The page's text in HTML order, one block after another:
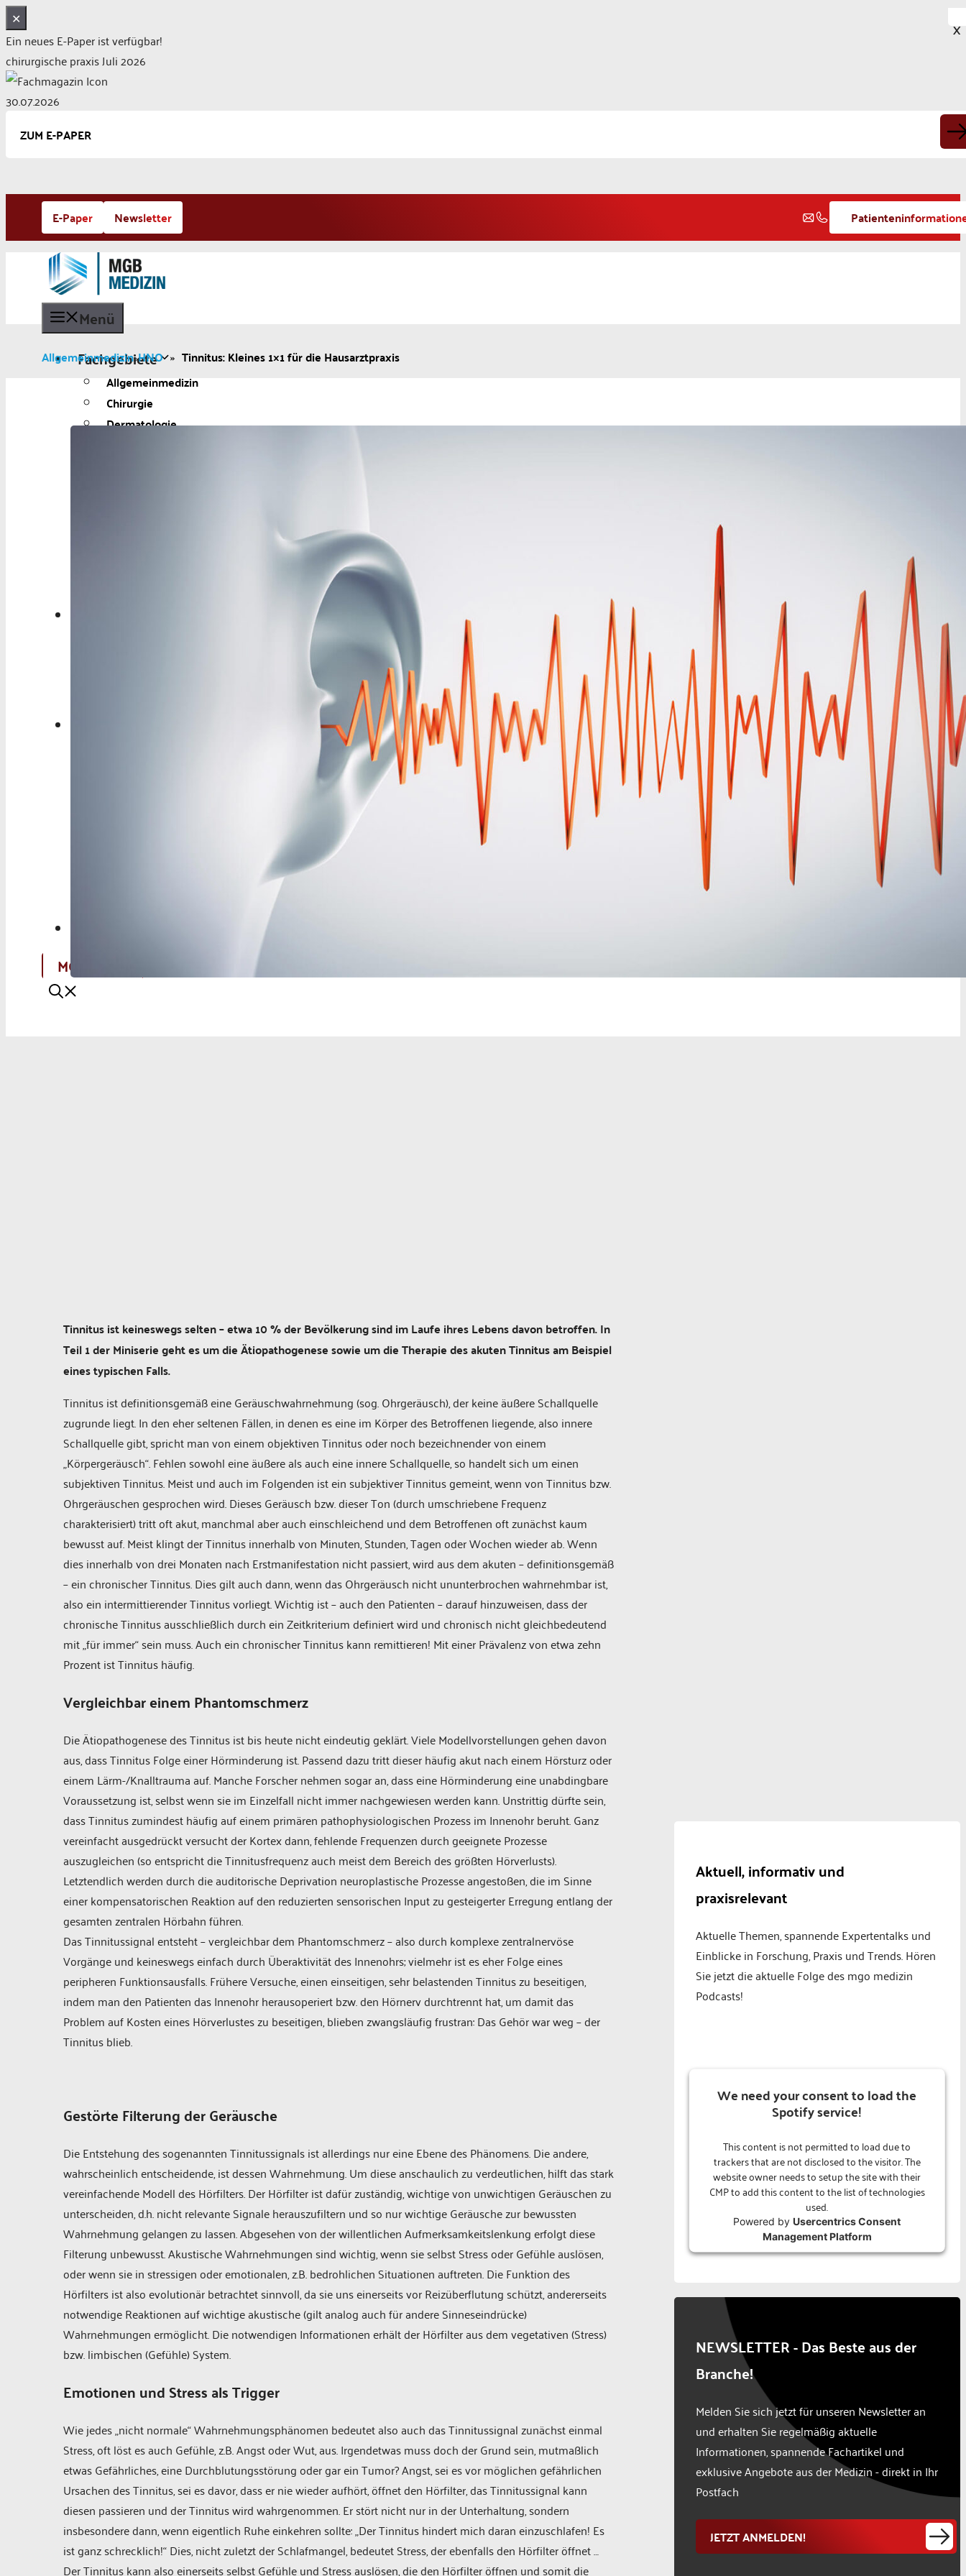
✕
Ein neues E-Paper ist verfügbar!
chirurgische praxis Juli 2026
30.07.2026
ZUM E-PAPER
springen
E-Paper Newsletter
Menü
Fachgebiete
Allgemeinmedizin
Chirurgie
Dermatologie
MGB Login
Allgemeinmedizin»HNO » Tinnitus: Kleines 1×1 für die ­Hausarztpraxis
Tinnitus ist keineswegs selten – etwa 10 % der Bevölkerung sind im Laufe ihres Lebens davon betroffen. In
Teil 1 der Miniserie geht es um die Ätiopathogenese­ ­sowie um die Therapie des akuten Tinnitus am Beispiel
eines typischen Falls.
Tinnitus ist definitionsgemäß eine Geräuschwahrnehmung (sog. Ohrgeräusch), der keine äußere Schallquelle
zugrunde liegt. In den eher seltenen Fällen, in denen es eine im Körper des Betroffenen liegende, also innere
Schallquelle gibt, spricht man von einem objektiven Tinnitus oder noch bezeichnender von einem
„Körpergeräusch“. Fehlen sowohl eine äußere als auch eine innere Schallquelle, so handelt sich um einen
subjektiven Tinnitus. Meist und auch im Folgenden ist ein subjektiver Tinnitus gemeint, wenn von Tinnitus bzw.
Ohrgeräuschen gesprochen wird. Dieses Geräusch bzw. dieser Ton (durch umschriebene Frequenz
charakterisiert) tritt oft akut, manchmal aber auch einschleichend und dem Betroffenen oft zunächst kaum
bewusst auf. Meist klingt der Tinnitus innerhalb von Minuten, Stunden, Tagen oder Wochen wieder ab. Wenn
dies innerhalb von drei Monaten nach Erstmanifestation nicht passiert, wird aus dem akuten – definitionsgemäß
– ein chronischer Tinnitus. Dies gilt auch dann, wenn das Ohrgeräusch nicht ununterbrochen wahrnehmbar ist,
also ein intermittierender Tinnitus vorliegt. Wichtig ist – auch den Patienten – darauf hinzuweisen, dass der
chronische Tinnitus ausschließlich durch ein Zeitkriterium definiert wird und chronisch nicht gleichbedeutend
mit „für immer“ sein muss. Auch ein chronischer Tinnitus kann remittieren! Mit einer Prävalenz von etwa zehn
Prozent ist Tinnitus häufig.
Vergleichbar einem Phantomschmerz
Die Ätiopathogenese des Tinnitus ist bis heute nicht eindeutig geklärt. Viele Modellvorstellungen gehen davon
aus, dass Tinnitus Folge einer Hörminderung ist. Passend dazu tritt dieser häufig akut nach einem Hörsturz oder
einem Lärm-/Knalltrauma auf. Manche Forscher nehmen sogar an, dass eine Hörminderung eine unabdingbare
Voraussetzung ist, selbst wenn sie im Einzelfall nicht immer nachgewiesen werden kann. Unstrittig dürfte sein,
dass Tinnitus zumindest häufig auf einem primären pathophysiologischen Prozess im Innenohr beruht. Ganz
vereinfacht ausgedrückt versucht der Kortex dann, fehlende Frequenzen durch geeignete Prozesse
auszugleichen (so entspricht die Tinnitusfrequenz auch meist dem Bereich des größten Hörverlusts).
Letztendlich werden durch die auditorische Deprivation neuroplastische Prozesse angestoßen, die im Sinne
einer kompensatorischen Reaktion auf den reduzierten sensorischen Input zu gesteigerter Erregung entlang der
gesamten zentralen Hörbahn führen.
Das Tinnitussignal entsteht – vergleichbar dem Phantomschmerz – also durch komplexe zentralnervöse
Vorgänge und keineswegs einfach durch Überaktivität des Innenohrs; vielmehr ist es eher Folge eines
peripheren Funktionsausfalls. Frühere Versuche, einen einseitigen, sehr belastenden Tinnitus zu beseitigen,
indem man den Patienten das Innenohr herausoperiert bzw. den Hörnerv durchtrennt hat, um damit das
Problem auf Kosten eines Hörverlustes zu beseitigen, blieben zwangsläufig frustran: Das Gehör war weg – der
Tinnitus blieb.
Gestörte Filterung der Geräusche
Die Entstehung des sogenannten Tinnitussignals ist allerdings nur eine Ebene des Phänomens. Die andere,
wahrscheinlich entscheidende, ist dessen Wahrnehmung. Um diese anschaulich zu verdeutlichen, hilft das stark
vereinfachende Modell des Hörfilters. Der Hörfilter ist dafür zuständig, wichtige von unwichtigen Geräuschen zu
unterscheiden, d.h. nicht relevante Signale herauszufiltern und so nur wichtige Geräusche zur bewussten
Wahrnehmung gelangen zu lassen. Abgesehen von der willentlichen Aufmerksamkeitslenkung erfolgt diese
Filterung unbewusst. Akustische Wahrnehmungen sind wichtig, wenn sie selbst Stress oder Gefühle auslösen,
oder wenn sie in stressigen oder emotionalen, z.B. bedrohlichen Situationen auftreten. Die Funktion des
Hörfilters ist also evolutionär betrachtet sinnvoll, da sie uns einerseits vor Reizüberflutung schützt, andererseits
notwendige Reaktionen auf wichtige akustische (gilt analog auch für andere Sinneseindrücke)
Wahrnehmungen ermöglicht. Die notwendigen Informationen erhält der Hörfilter aus dem vegetativen (Stress)
bzw. limbischen (Gefühle) System.
Emotionen und Stress als Trigger
Wie jedes „nicht normale“ Wahrnehmungs­phänomen bedeutet also auch das Tinnitussignal zunächst einmal
Stress, oft löst es auch Gefühle, z.B. Angst oder Wut, aus. Irgendetwas muss doch der Grund sein, mutmaßlich
etwas Gefährliches, eine Durchblutungsstörung oder gar ein Tumor? Angst, sei es vor möglichen gefährlichen
Ursachen des Tinnitus, sei es davor, dass er nie wieder aufhört, öffnet den Hörfilter, das Tinnitussignal kann
diesen passieren und der Tinnitus wird wahrgenommen. Er stört nicht nur in der Unterhaltung, sondern
insbesondere dann, wenn eigentlich Ruhe einkehren sollte: „Der Tinnitus hindert mich daran einzuschlafen! Es
ist ganz schrecklich!“ Dies, nicht zuletzt der Schlafmangel, bedeutet Stress, der ebenfalls den Hörfilter öffnet …
Der Tinnitus kann also einerseits selbst Gefühle und Stress auslösen, die den Hörfilter öffnen und somit die
Aktuell, informativ und
praxisrelevant
Aktuelle Themen, spannende Expertentalks und
Einblicke in Forschung, Praxis und Trends. Hören
Sie jetzt die aktuelle Folge des mgo medizin
Podcasts!
We need your consent to load the
Spotify service!
This content is not permitted to load due to
trackers that are not disclosed to the visitor. The
website owner needs to setup the site with their
CMP to add this content to the list of technologies
used.
Powered byUsercentrics Consent
Management Platform
NEWSLETTER - Das Beste aus der
Branche!
Melden Sie sich jetzt für unseren Newsletter an
und erhalten Sie regelmäßig aktuelle
Informationen, spannende Fachartikel und
exklusive Angebote aus der Medizin - direkt in Ihr
Postfach
JETZT ANMELDEN!
X